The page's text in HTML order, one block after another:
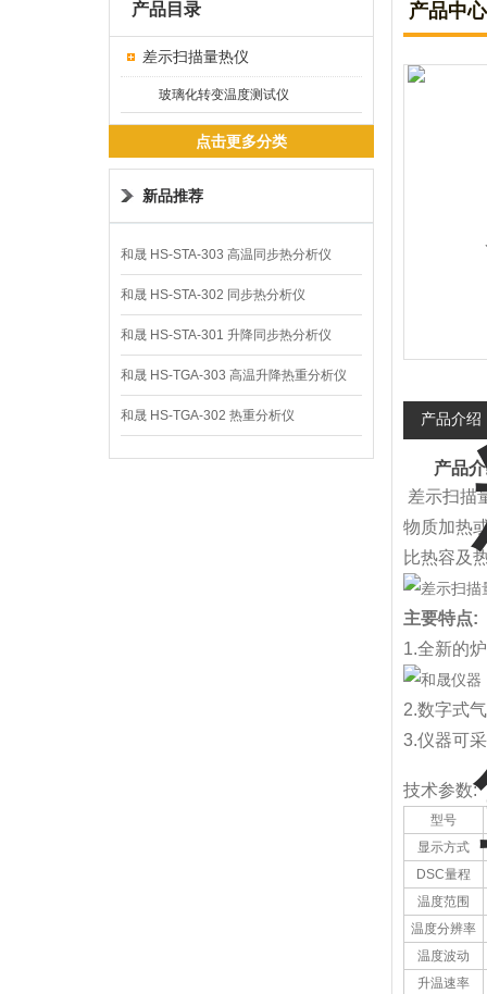
产品目录
差示扫描量热仪
玻璃化转变温度测试仪
点击更多分类
新品推荐
和晟 HS-STA-303 高温同步热分析仪
和晟 HS-STA-302 同步热分析仪
和晟 HS-STA-301 升降同步热分析仪
和晟 HS-TGA-303 高温升降热重分析仪
和晟 HS-TGA-302 热重分析仪
产品中心
产品介绍
产品
差示扫描
物质加热
比热容及
主要特点:
1.全新的
2.数字式
3.仪器可
技术参数:
型号
显示方式
DSC量程
温度范围
温度分辨率
温度波动
升温速率